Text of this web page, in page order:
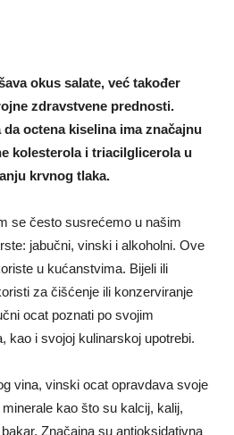
okus salate, već također
zdravstvene prednosti.
octena kiselina ima značajnu
kolesterola i triacilglicerola u
krvnog tlaka.
se često susrećemo u našim
jabučni, vinski i alkoholni. Ove
u kućanstvima. Bijeli ili
za čišćenje ili konzerviranje
ocat poznati po svojim
kao i svojoj kulinarskoj upotrebi.
vina, vinski ocat opravdava svoje
kao što su kalcij, kalij,
Značajna su antioksidativna